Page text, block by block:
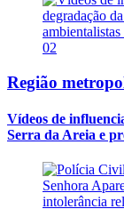
02
Região
Vídeos de
Serra da Areia e